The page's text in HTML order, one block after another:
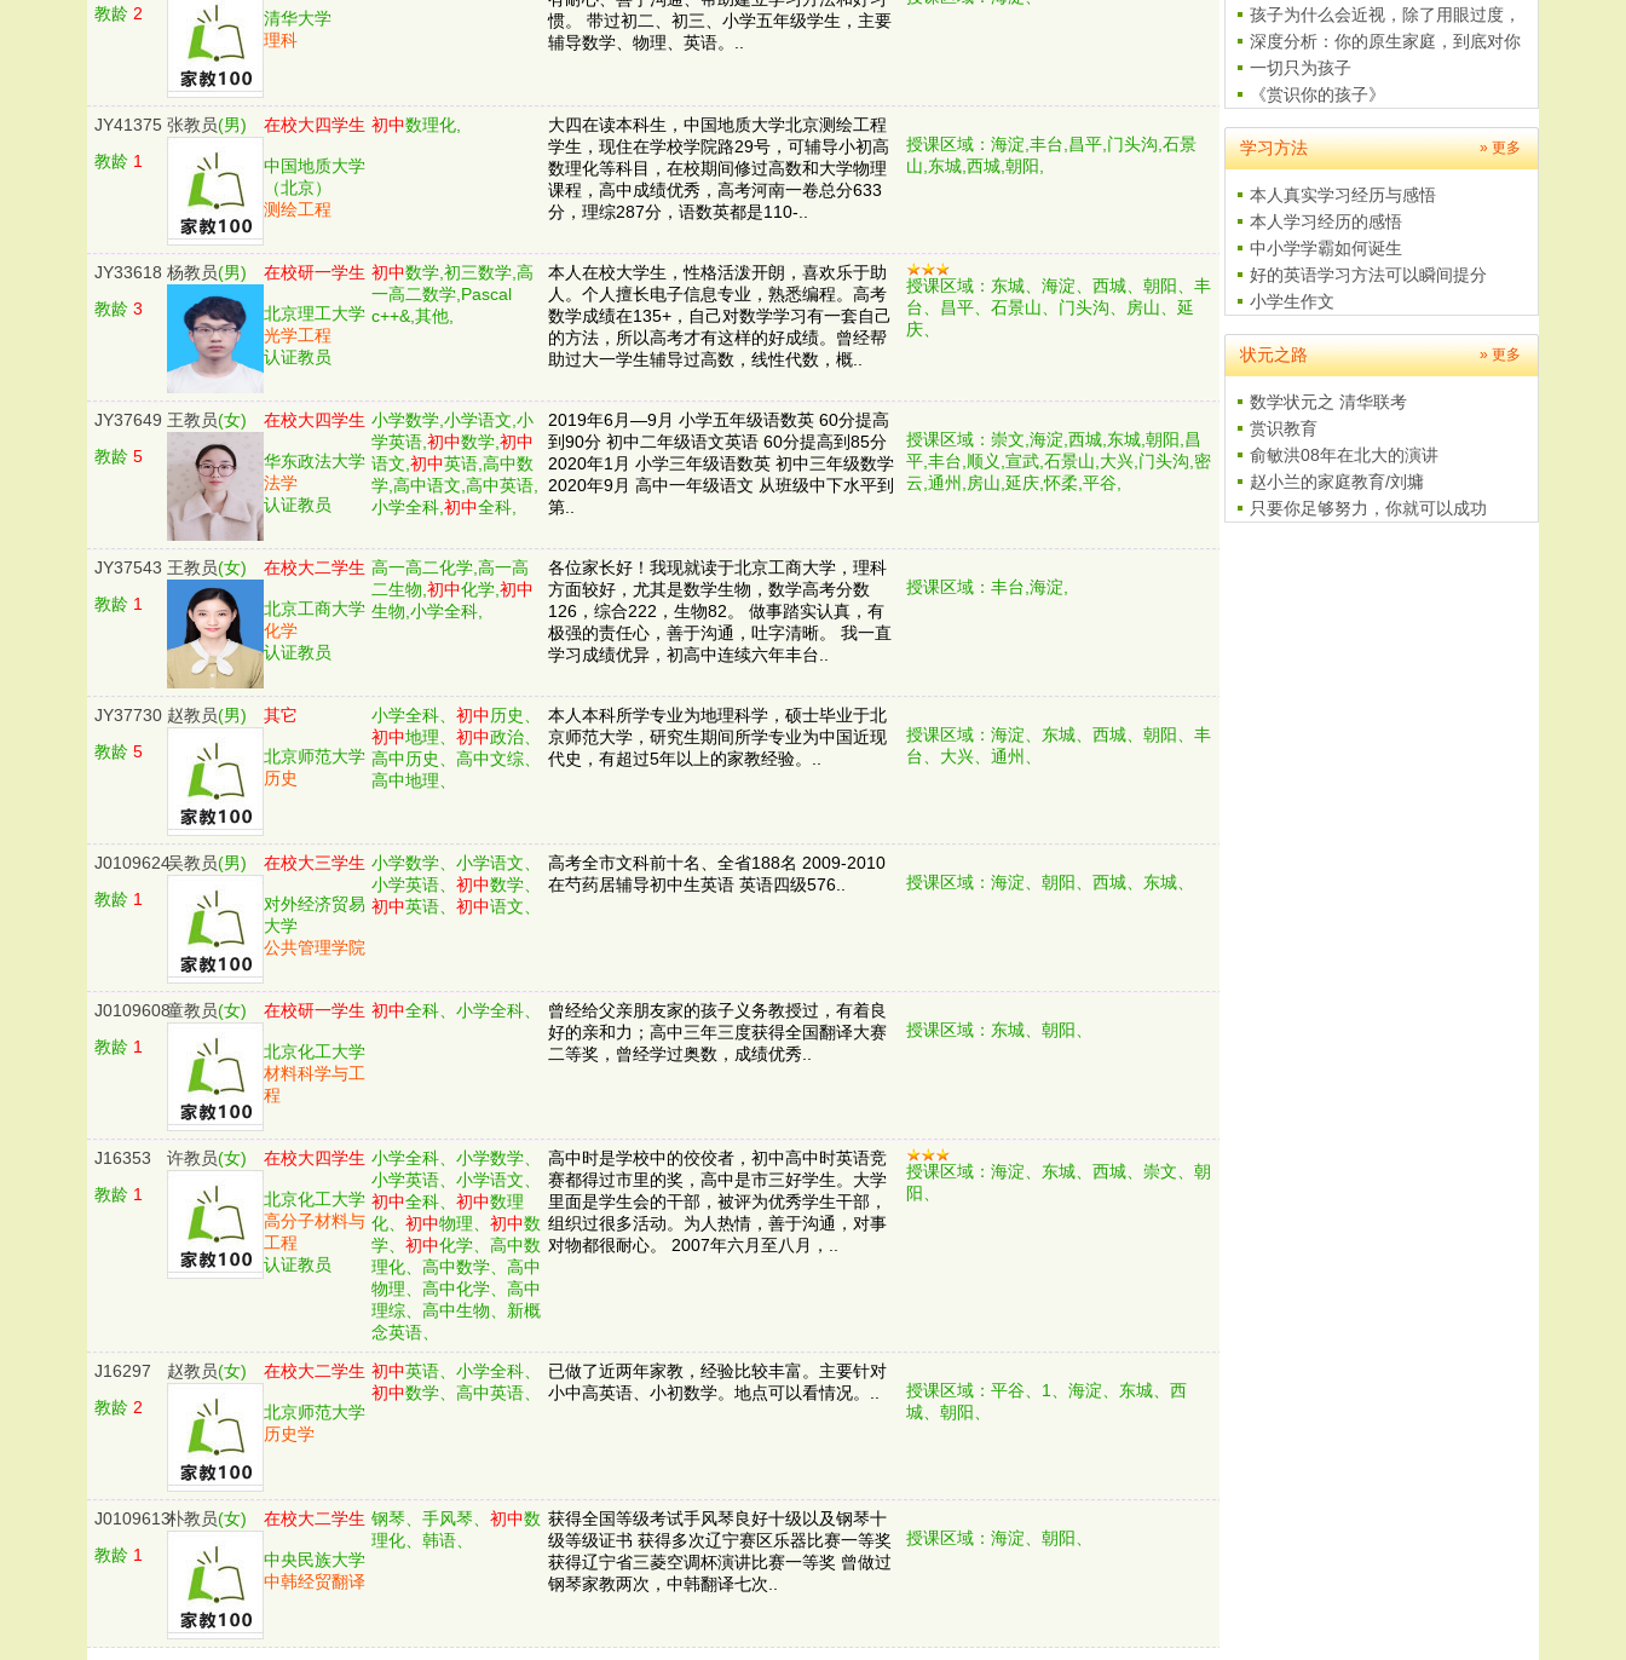
教龄 2
清华大学
理科
惯。 带过初二、初三、小学五年级学生，主要
辅导数学、物理、英语。..
JY41375
教龄 1
张教员(男) 在校大四学生
中国地质大学
（北京）
测绘工程
初中数理化,
大四在读本科生，中国地质大学北京测绘工程
学生，现住在学校学院路29号，可辅导小初高
数理化等科目，在校期间修过高数和大学物理
课程，高中成绩优秀，高考河南一卷总分633
分，理综287分，语数英都是110-..
授课区域：海淀,丰台,昌平,门头沟,石景
山,东城,西城,朝阳,
JY33618
教龄 3
杨教员(男) 在校研一学生
北京理工大学
光学工程
认证教员
初中数学,初三数学,高
一高二数学,Pascal
c++&,其他,
本人在校大学生，性格活泼开朗，喜欢乐于助
人。个人擅长电子信息专业，熟悉编程。高考
数学成绩在135+，自己对数学学习有一套自己
的方法，所以高考才有这样的好成绩。曾经帮
助过大一学生辅导过高数，线性代数，概..
授课区域：东城、海淀、西城、朝阳、丰
台、昌平、石景山、门头沟、房山、延
庆、
JY37649
教龄 5
王教员(女) 在校大四学生
华东政法大学
法学
认证教员
小学数学,小学语文,小
学英语, 初中数学, 初中
语文, 初中英语,高中数
学,高中语文,高中英语,
小学全科, 初中全科,
2019年6月—9月 小学五年级语数英 60分提高
到90分 初中二年级语文英语 60分提高到85分
2020年1月 小学三年级语数英 初中三年级数学
2020年9月 高中一年级语文 从班级中下水平到
第..
授课区域：崇文,海淀,西城,东城,朝阳,昌
平,丰台,顺义,宣武,石景山,大兴,门头沟,密
云,通州,房山,延庆,怀柔,平谷,
JY37543
教龄 1
王教员(女) 在校大二学生
北京工商大学
化学
认证教员
高一高二化学,高一高
二生物, 初中化学, 初中
生物,小学全科,
各位家长好！我现就读于北京工商大学，理科
方面较好，尤其是数学生物，数学高考分数
126，综合222，生物82。 做事踏实认真，有
极强的责任心，善于沟通，吐字清晰。 我一直
学习成绩优异，初高中连续六年丰台..
授课区域：丰台,海淀,
JY37730
教龄 5
赵教员(男) 其它
北京师范大学
历史
小学全科、 初中历史、
初中地理、 初中政治、
高中历史、高中文综、
高中地理、
本人本科所学专业为地理科学，硕士毕业于北
京师范大学，研究生期间所学专业为中国近现
代史，有超过5年以上的家教经验。..
授课区域：海淀、东城、西城、朝阳、丰
台、大兴、通州、
J0109624
教龄 1
吴教员(男) 在校大三学生
对外经济贸易
大学
公共管理学院
小学数学、小学语文、
小学英语、 初中数学、
初中英语、 初中语文、
高考全市文科前十名、全省188名 2009-2010
在芍药居辅导初中生英语 英语四级576..
授课区域：海淀、朝阳、西城、东城、
J0109608
教龄 1
童教员(女) 在校研一学生
北京化工大学
材料科学与工
程
初中全科、小学全科、
曾经给父亲朋友家的孩子义务教授过，有着良
好的亲和力；高中三年三度获得全国翻译大赛
二等奖，曾经学过奥数，成绩优秀..
授课区域：东城、朝阳、
J16353
教龄 1
许教员(女) 在校大四学生
北京化工大学
高分子材料与
工程
认证教员
小学全科、小学数学、
小学英语、小学语文、
初中全科、 初中数理
化、 初中物理、 初中数
学、 初中化学、高中数
理化、高中数学、高中
物理、高中化学、高中
理综、高中生物、新概
念英语、
高中时是学校中的佼佼者，初中高中时英语竞
赛都得过市里的奖，高中是市三好学生。大学
里面是学生会的干部，被评为优秀学生干部，
组织过很多活动。为人热情，善于沟通，对事
对物都很耐心。 2007年六月至八月，..
授课区域：海淀、东城、西城、崇文、朝
阳、
J16297
教龄 2
赵教员(女) 在校大二学生
北京师范大学
历史学
初中英语、小学全科、
初中数学、高中英语、
已做了近两年家教，经验比较丰富。主要针对
小中高英语、小初数学。地点可以看情况。..
授课区域：平谷、1、海淀、东城、西
城、朝阳、
J0109613
教龄 1
朴教员(女) 在校大二学生
中央民族大学
中韩经贸翻译
钢琴、手风琴、 初中数
理化、韩语、
获得全国等级考试手风琴良好十级以及钢琴十
级等级证书 获得多次辽宁赛区乐器比赛一等奖
获得辽宁省三菱空调杯演讲比赛一等奖 曾做过
钢琴家教两次，中韩翻译七次..
授课区域：海淀、朝阳、
孩子为什么会近视，除了用眼过度，
这..深度分析：你的原生家庭，到底对你
有..一切只为孩子
《赏识你的孩子》
给学生家长的一封信
» 更多
学习方法
本人真实学习经历与感悟
本人学习经历的感悟
中小学学霸如何诞生
好的英语学习方法可以瞬间提分
小学生作文
4至5岁儿童美术培养计划
» 更多
状元之路
数学状元之 清华联考
赏识教育
俞敏洪08年在北大的演讲
赵小兰的家庭教育/刘墉
只要你足够努力，你就可以成功